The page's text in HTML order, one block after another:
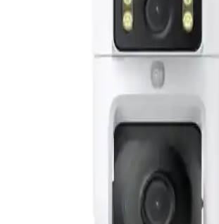
Tenda CP6 2K Pan-Tilt Güvenlik
ve İş Güvenliğinizi Artırın
Tenda CP6 2K çözünürlük ve pan-tilt
yerleri için ideal, kolay kurulabilen, dayanıklı ve
sağlayan akıllı güvenlik kamerasıdır.
Anker Eufy Güvenlik Çift Lensli 4K
Döner IP Kamera S350 İnceleme ve
Eufy S350, 4K UHD çözünürlük, 360°
özellikleriyle üstün iç mekan güvenliği sağlar,
kurulum ile evinizi detaylı şekilde izler.
Xenon Smart 3MP 1080p Full HD
Güvenlik Kamerası Detaylı